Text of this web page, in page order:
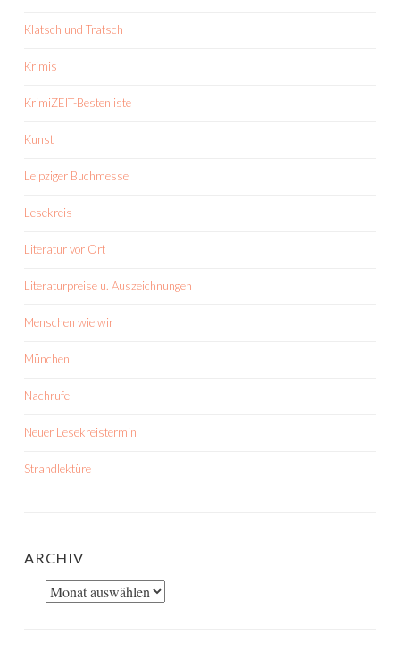
Klatsch und Tratsch
Krimis
KrimiZEIT-Bestenliste
Kunst
Leipziger Buchmesse
Lesekreis
Literatur vor Ort
Literaturpreise u. Auszeichnungen
Menschen wie wir
München
Nachrufe
Neuer Lesekreistermin
Strandlektüre
ARCHIV
Archiv